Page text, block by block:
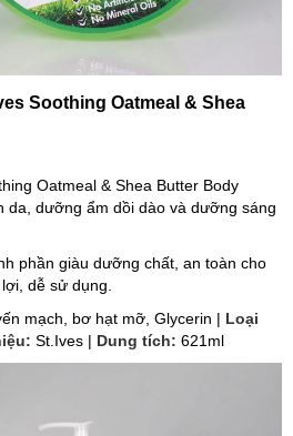
Soothing Oatmeal & Shea
Oatmeal & Shea Butter Body
da, dưỡng ẩm dồi dào và dưỡng sáng
phần giàu dưỡng chất, an toàn cho
dễ sử dụng.
mạch, bơ hạt mỡ, Glycerin | Loại
St.Ives | Dung tích: 621ml